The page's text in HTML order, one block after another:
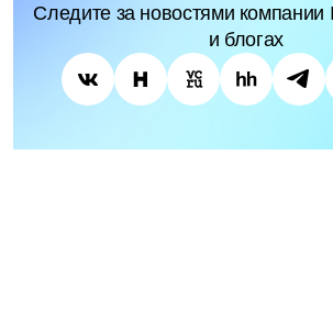
Следите за новостями компании
и блогах